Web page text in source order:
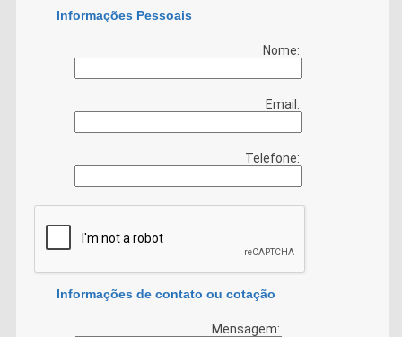
Informações Pessoais
Nome:
Email:
Telefone:
Informações de contato ou cotação
Mensagem: